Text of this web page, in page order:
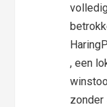
, een
zonder